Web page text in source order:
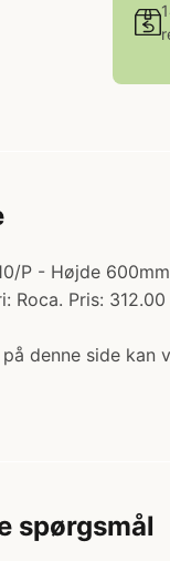
P - Højde
Roca. Pris:
denne side kan
spørgsmål